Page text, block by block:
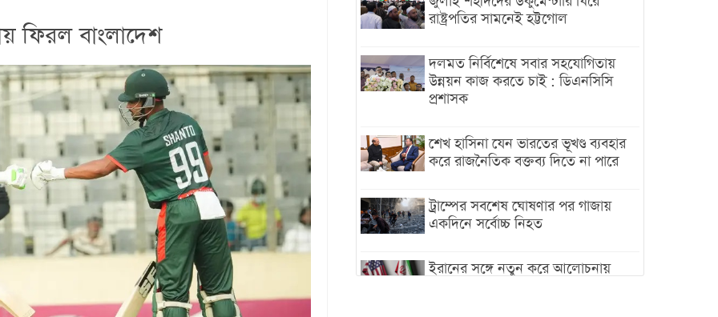
ফিরল বাংলাদেশ
রাষ্ট্রপতির সামনেই হট্টগোল
দলমত নির্বিশেষে সবার সহযোগিতায়
উন্নয়ন কাজ করতে চাই : ডিএনসিসি
প্রশাসক
শেখ হাসিনা যেন ভারতের ভূখণ্ড ব্যবহার
করে রাজনৈতিক বক্তব্য দিতে না পারে
ট্রাম্পের সবশেষ ঘোষণার পর গাজায়
একদিনে সর্বোচ্চ নিহত
ইরানের সঙ্গে নতুন করে আলোচনায়